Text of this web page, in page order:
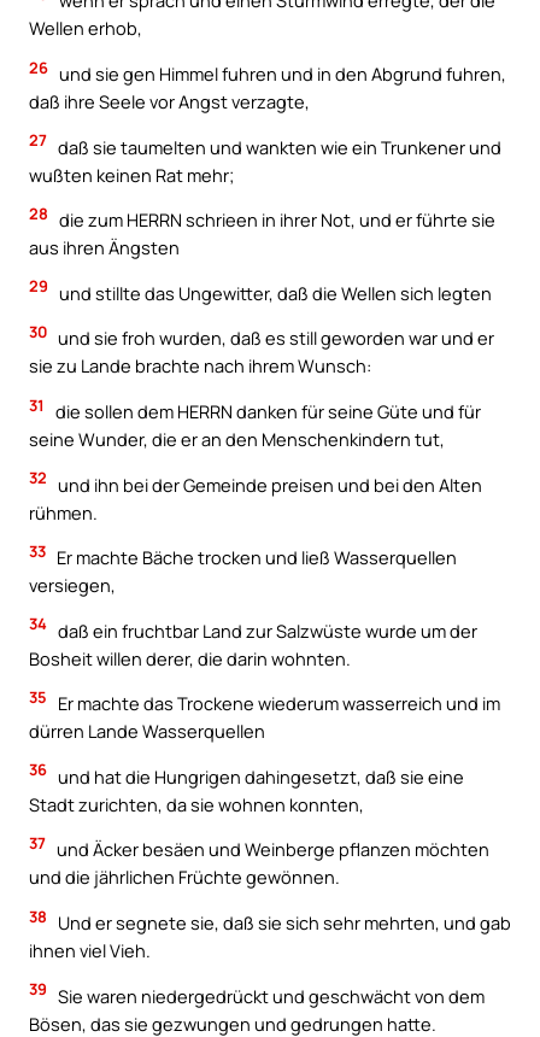
Wellen erhob,
26 und sie gen Himmel fuhren und in den Abgrund fuhren,
daß ihre Seele vor Angst verzagte,
27 daß sie taumelten und wankten wie ein Trunkener und
wußten keinen Rat mehr;
28 die zum HERRN schrieen in ihrer Not, und er führte sie
aus ihren Ängsten
29 und stillte das Ungewitter, daß die Wellen sich legten
30 und sie froh wurden, daß es still geworden war und er
sie zu Lande brachte nach ihrem Wunsch:
31
die sollen dem HERRN danken für seine Güte und für
seine Wunder, die er an den Menschenkindern tut,
32 und ihn bei der Gemeinde preisen und bei den Alten
rühmen.
33 Er machte Bäche trocken und ließ Wasserquellen
versiegen,
34 daß ein fruchtbar Land zur Salzwüste wurde um der
Bosheit willen derer, die darin wohnten.
35
Er machte das Trockene wiederum wasserreich und im
dürren Lande Wasserquellen
36 und hat die Hungrigen dahingesetzt, daß sie eine
Stadt zurichten, da sie wohnen konnten,
37 und Äcker besäen und Weinberge pflanzen möchten
und die jährlichen Früchte gewönnen.
38
Und er segnete sie, daß sie sich sehr mehrten, und gab
ihnen viel Vieh.
39 Sie waren niedergedrückt und geschwächt von dem
Bösen, das sie gezwungen und gedrungen hatte.